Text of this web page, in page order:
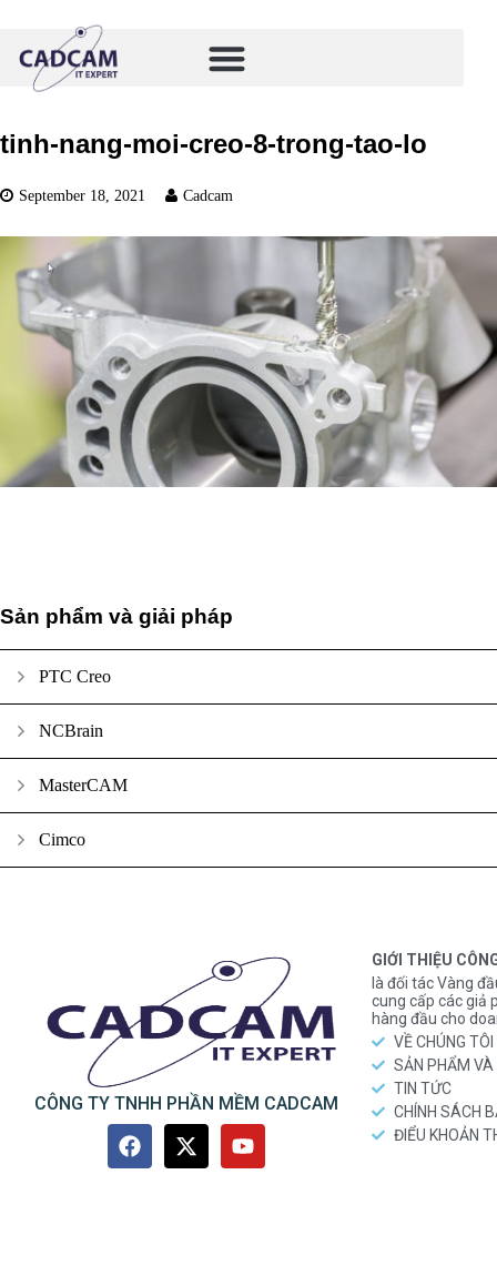
tinh-nang-moi-creo-8-trong-tao-lo
September 18, 2021 Cadcam
Sản phẩm và giải pháp
PTC Creo
NCBrain
MasterCAM
Cimco
CÔNG TY TNHH PHẦN MỀM CADCAM
GIỚI THIỆU
là đối tác Vàng
cung cấp các giả
hàng đầu cho
VỀ CHÚNG TÔI
SẢN PHẨM VÀ
TIN TỨC
CHÍNH SÁCH
ĐIỂU KHOẢN